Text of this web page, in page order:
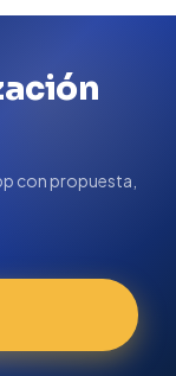
con propuesta,